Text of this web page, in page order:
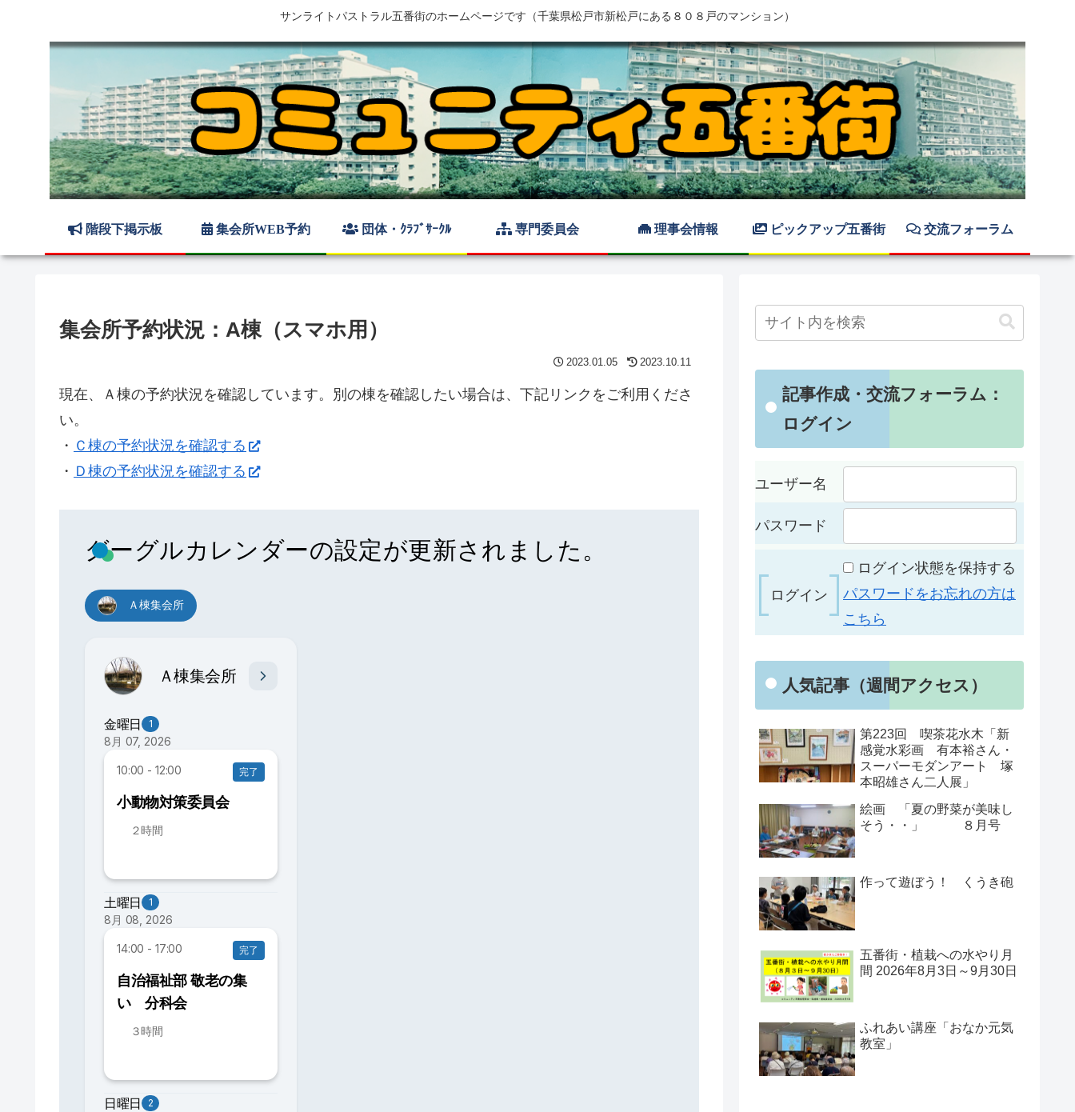
サンライトパストラル五番街のホームページです（千葉県松戸市新松戸にある８０８戸のマンション）
階段下掲示板 集会所WEB予約 団体・ｸﾗﾌﾞｻｰｸﾙ 専門委員会 理事会情報 ピックアップ五番街 交流フォーラム
集会所予約状況：A棟（スマホ用）
2023.01.05 2023.10.11
現在、Ａ棟の予約状況を確認しています。別の棟を確認したい場合は、下記リンクをご利用くださ
い。
・ Ｃ棟の予約状況を確認する
・ Ｄ棟の予約状況を確認する
グーグルカレンダーの設定が更新されました。
Ａ棟集会所
Ａ棟集会所
金曜日 1
8月 07, 2026
10:00 - 12:00 完了
小動物対策委員会
２時間
土曜日 1
8月 08, 2026
14:00 - 17:00 完了
自治福祉部 敬老の集
い 分科会
３時間
日曜日 2
記事作成・交流フォーラム：
ログイン
ユーザー名
パスワード
ログイン状態を保持する
パスワードをお忘れの方は
こちら
人気記事（週間アクセス）
第223回 喫茶花水木「新
感覚水彩画 有本裕さん・
スーパーモダンアート 塚
本昭雄さん二人展」
絵画 「夏の野菜が美味し
そう・・」 ８月号
作って遊ぼう！ くうき砲
五番街・植栽への水やり月
間 2026年8月3日～9月30日
ふれあい講座「おなか元気
教室」